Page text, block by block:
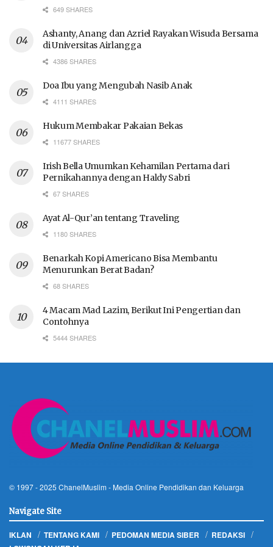
649 SHARES
Ashanty, Anang dan Azriel Rayakan Wisuda Bersama
di Universitas Airlangga
4386 SHARES
Doa Ibu yang Mengubah Nasib Anak
4111 SHARES
Hukum Membakar Pakaian Bekas
11677 SHARES
Irish Bella Umumkan Kehamilan Pertama dari
Pernikahannya dengan Haldy Sabri
67 SHARES
Ayat Al-Qur’an tentang Traveling
1180 SHARES
Benarkah Kopi Americano Bisa Membantu
Menurunkan Berat Badan?
68 SHARES
4 Macam Mad Lazim, Berikut Ini Pengertian dan
Contohnya
5444 SHARES
© 1997 - 2025 ChanelMuslim - Media Online Pendidikan dan Keluarga
Navigate Site
IKLAN TENTANG KAMI PEDOMAN MEDIA SIBER
REDAKSI